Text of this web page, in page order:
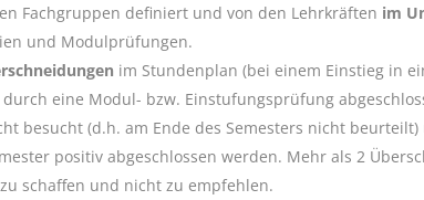
Fachgruppen definiert und von den Lehrkräften im
und Modulprüfungen.
im Stundenplan (bei einem Einstieg in
eine Modul- bzw. Einstufungsprüfung
besucht (d.h. am Ende des Semesters nicht
positiv abgeschlossen werden. Mehr als 2
schaffen und nicht zu empfehlen.